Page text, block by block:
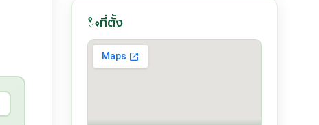
ที่ตั้ง